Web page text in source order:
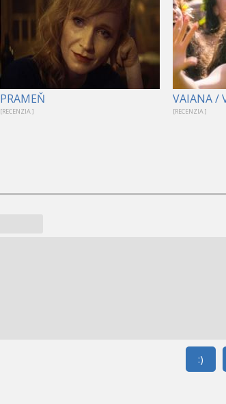
PRAMEŇ
[RECENZIA ]
VAIANA /
[RECENZIA ]
:)